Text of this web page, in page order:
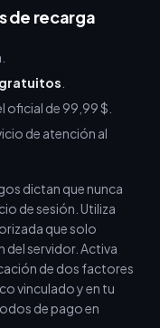
de recarga
oficial de 99,99 $.
de atención al
dictan que nunca
de sesión. Utiliza
que solo
del servidor. Activa
de dos factores
vinculado y en tu
de pago en